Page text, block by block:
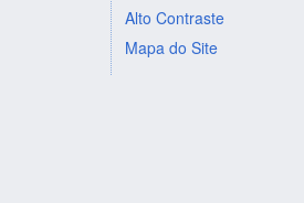
Alto Contraste
Mapa do Site